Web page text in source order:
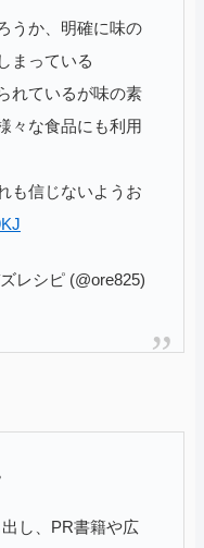
うか、明確に味の
まっている
れているが味の素
々な食品にも利用
も信じないようお
レシピ (@ore825)
し、PR書籍や広